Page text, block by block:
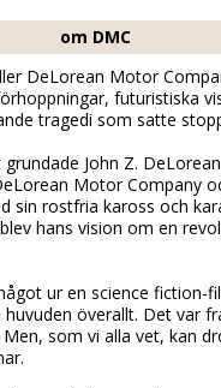
om DMC
DeLorean Motor
futuristiska
tragedi som satte
John Z.
Motor Company
sin rostfria kaross och
hans vision om en
ur en science fiction-
huvuden överallt. Det var
som vi alla vet, kan